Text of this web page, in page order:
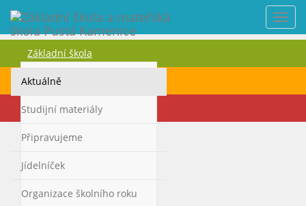
Základní škola
Mateřská škola
Kontakty
Aktuálně
Studijní materiály
Připravujeme
Jídelníček
Organizace školního roku